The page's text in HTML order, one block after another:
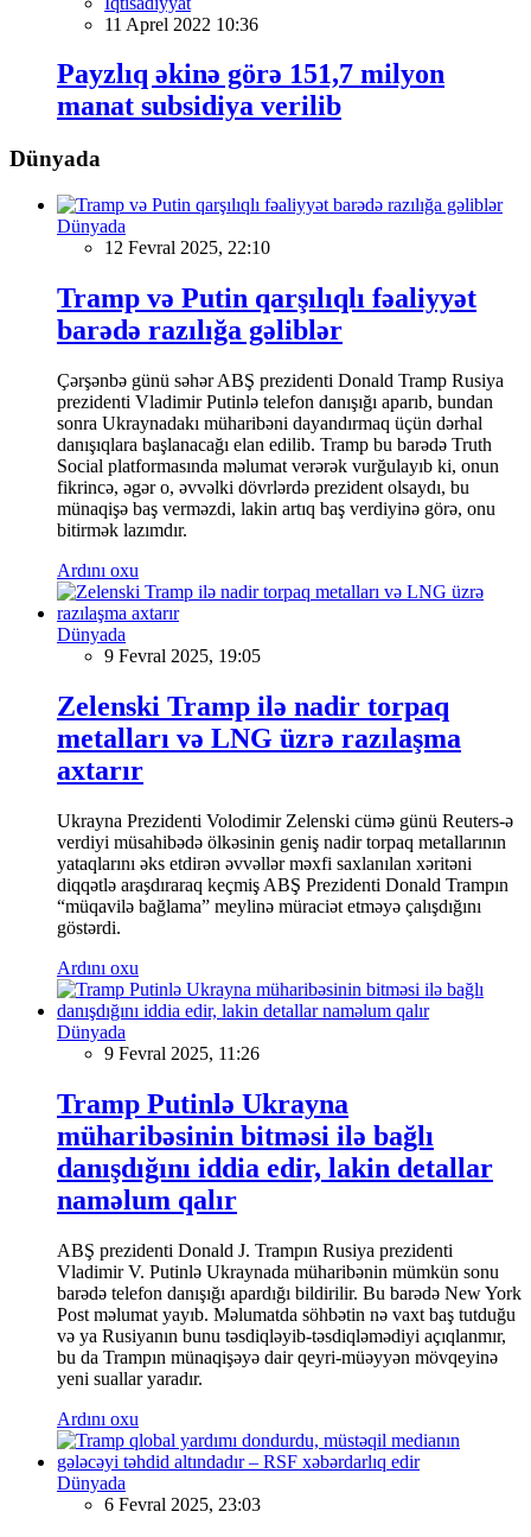
11 Aprel 2022 10:36
Payzlıq əkinə görə 151,7 milyon
manat subsidiya verilib
Dünyada
Dünyada
12 Fevral 2025, 22:10
Tramp və Putin qarşılıqlı fəaliyyət
barədə razılığa gəliblər
Çərşənbə günü səhər ABŞ prezidenti Donald Tramp Rusiya
prezidenti Vladimir Putinlə telefon danışığı aparıb, bundan
sonra Ukraynadakı müharibəni dayandırmaq üçün dərhal
danışıqlara başlanacağı elan edilib. Tramp bu barədə Truth
Social platformasında məlumat verərək vurğulayıb ki, onun
fikrincə, əgər o, əvvəlki dövrlərdə prezident olsaydı, bu
münaqişə baş verməzdi, lakin artıq baş verdiyinə görə, onu
bitirmək lazımdır.
Ardını oxu
Dünyada
9 Fevral 2025, 19:05
Zelenski Tramp ilə nadir torpaq
metalları və LNG üzrə razılaşma
axtarır
Ukrayna Prezidenti Volodimir Zelenski cümə günü Reuters-ə
verdiyi müsahibədə ölkəsinin geniş nadir torpaq metallarının
yataqlarını əks etdirən əvvəllər məxfi saxlanılan xəritəni
diqqətlə araşdıraraq keçmiş ABŞ Prezidenti Donald Trampın
“müqavilə bağlama” meylinə müraciət etməyə çalışdığını
göstərdi.
Ardını oxu
Dünyada
9 Fevral 2025, 11:26
Tramp Putinlə Ukrayna
müharibəsinin bitməsi ilə bağlı
danışdığını iddia edir, lakin detallar
naməlum qalır
ABŞ prezidenti Donald J. Trampın Rusiya prezidenti
Vladimir V. Putinlə Ukraynada müharibənin mümkün sonu
barədə telefon danışığı apardığı bildirilir. Bu barədə New York
Post məlumat yayıb. Məlumatda söhbətin nə vaxt baş tutduğu
və ya Rusiyanın bunu təsdiqləyib-təsdiqləmədiyi açıqlanmır,
bu da Trampın münaqişəyə dair qeyri-müəyyən mövqeyinə
yeni suallar yaradır.
Ardını oxu
Dünyada
6 Fevral 2025, 23:03